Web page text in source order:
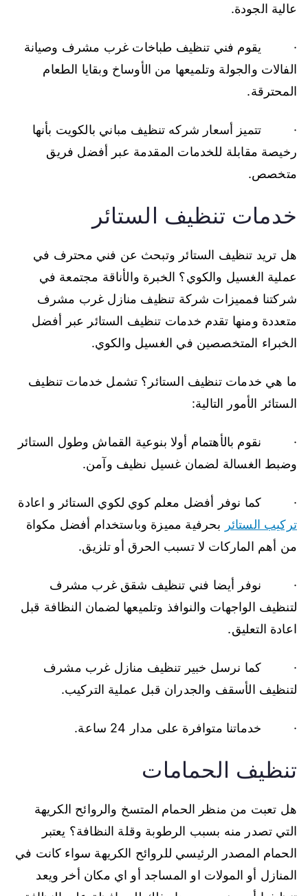
عالية الجودة.
· يقوم فني تنظيف طباخات غرب مشرف وصيانة
الفالات والجولة وتلميعها من الأوساخ وبقايا الطعام
المحترقة.
· تتميز أسعار شركه تنظيف مباني بالكويت بأنها
رخيصة مقابلة للخدمات المقدمة عبر أفضل فريق
متخصص.
خدمات تنظيف الستائر
هل تريد تنظيف الستائر وتبحث عن فني محترف في
عملية الغسيل والكوي؟ الخبرة والأناقة مجتمعة في
شركتنا فمميزات شركة تنظيف منازل غرب مشرف
متعددة ومنها تقدم خدمات تنظيف الستائر عبر أفضل
الخبراء المتخصصين في الغسيل والكوي.
ما هي خدمات تنظيف الستائر؟ تشمل خدمات تنظيف
الستائر الأمور التالية:
· نقوم بالأهتمام أولا بنوعية القماش وطول الستائر
وضبط الغسالة لضمان غسيل نظيف وآمن.
· كما نوفر أفضل معلم كوي لكوي الستائر و اعادة
تركيب الستائر بحرفية مميزة وباستخدام أفضل مكواة
من أهم الماركات لا تسبب الحرق أو تلزيق.
· نوفر أيضا فني تنظيف شقق غرب مشرف
لتنظيف الواجهات والنوافذ وتلميعها لضمان النظافة قبل
اعادة التعليق.
· كما نرسل خبير تنظيف منازل غرب مشرف
لتنظيف الأسقف والجدران قبل عملية التركيب.
· خدماتنا متوافرة على مدار 24 ساعة.
تنظيف الحمامات
هل تعبت من منظر الحمام المتسخ والروائح الكريهة
التي تصدر منه بسبب الرطوبة وقلة النظافة؟ يعتبر
الحمام المصدر الرئيسي للروائح الكريهة سواء كانت في
المنازل أو المولات او المساجد أو اي مكان أخر ويعد